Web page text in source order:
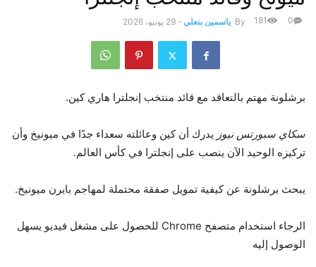
By ياسمين بنعلي - 29 يونيو، 2026 0
181
برشلونة مهتم بالتعاقد مع قائد منتخب إنجلترا هاري كين.
سكاي سبورتس نيوز يدرك أن كين وعائلته سعداء جدًا في ميونيخ وأن
تركيزه الوحيد الآن ينصب على إنجلترا في كأس العالم.
يبحث برشلونة عن كيفية تمويل صفقة محتملة لمهاجم بايرن ميونيخ.
الرجاء استخدام متصفح Chrome للحصول على مشغل فيديو يسهل
الوصول إليه